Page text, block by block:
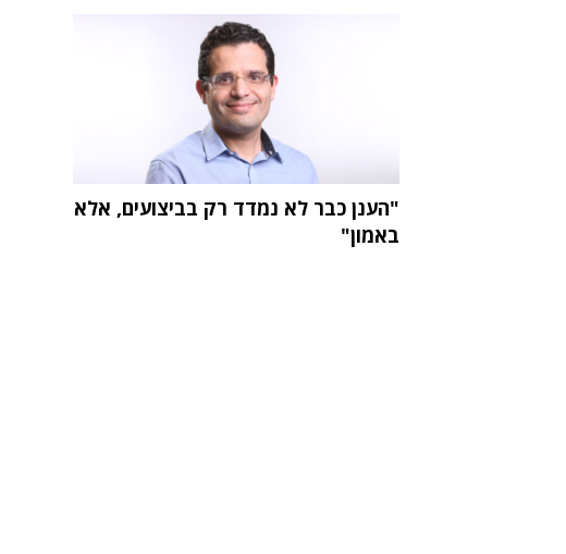
"הענן כבר לא נמדד רק בביצועים, אלא
באמון"